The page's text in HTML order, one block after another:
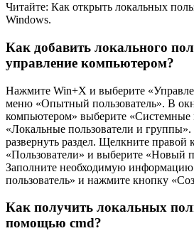
Читайте: Как открыть локальных
Windows.
Как добавить локального
управление компьютером?
Нажмите Win+X и выберите
меню «Опытный пользователь». В
компьютером» выберите «Системные
«Локальные пользователи и
развернуть раздел. Щелкните
«Пользователи» и выберите «Новый
Заполните необходимую
пользователь» и нажмите кнопку
Как получить локальных
помощью cmd?